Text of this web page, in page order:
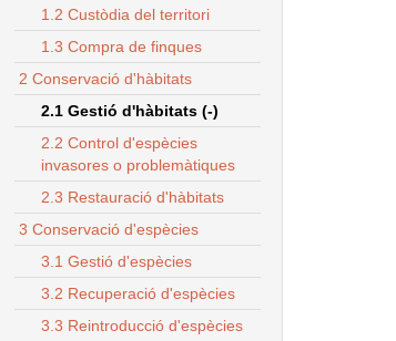
1.2 Custòdia del territori
1.3 Compra de finques
2 Conservació d'hàbitats
2.1 Gestió d'hàbitats (-)
2.2 Control d'espècies
invasores o problemàtiques
2.3 Restauració d'hàbitats
3 Conservació d'espècies
3.1 Gestió d'espècies
3.2 Recuperació d'espècies
3.3 Reintroducció d'espècies